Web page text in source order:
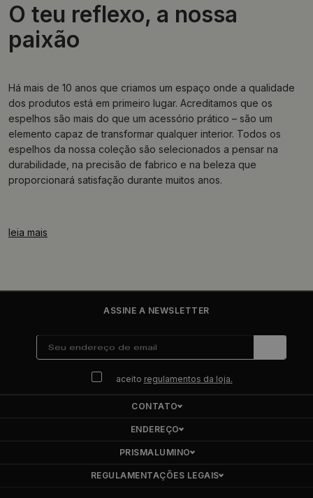
O teu reflexo, a nossa
paixão
Há mais de 10 anos que criamos um espaço onde a qualidade
dos produtos está em primeiro lugar. Acreditamos que os
espelhos são mais do que um acessório prático – são um
elemento capaz de transformar qualquer interior. Todos os
espelhos da nossa coleção são selecionados a pensar na
durabilidade, na precisão de fabrico e na beleza que
proporcionará satisfação durante muitos anos.
leia mais
ASSINE A NEWSLETTER
aceito regulamentos da loja.
CONTATO
ENDEREÇO
PRISMALUMINO
REGULAMENTAÇÕES LEGAIS